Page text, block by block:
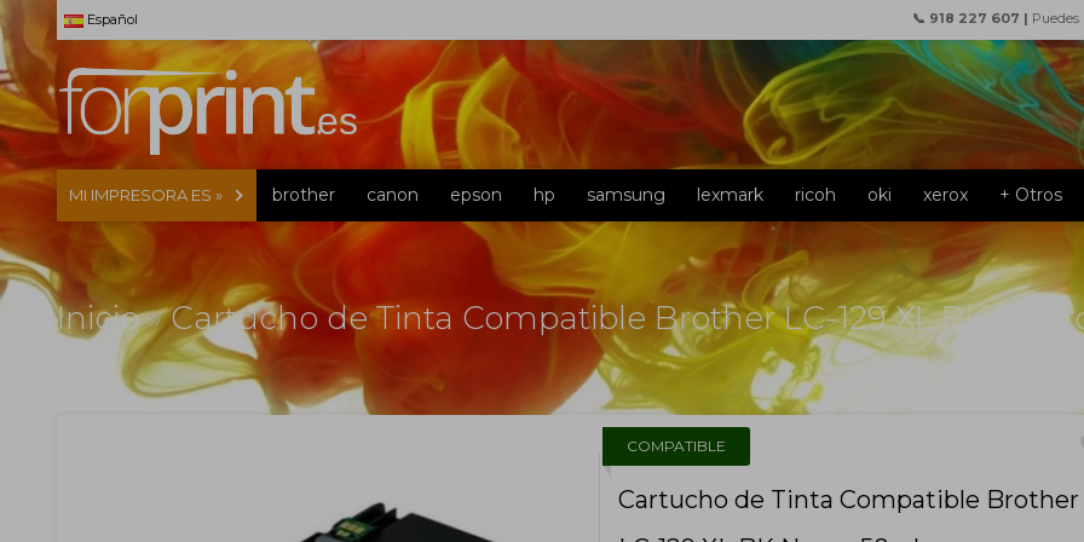
Español 📞 918 227 607 | Puedes
MI IMPRESORA ES » brother canon epson hp samsung lexmark ricoh oki xerox + Otros
Inicio»Cartucho de Tinta Compatible Brother LC-129 XL BK
COMPATIBLE
Cartucho de Tinta Compatible Brother